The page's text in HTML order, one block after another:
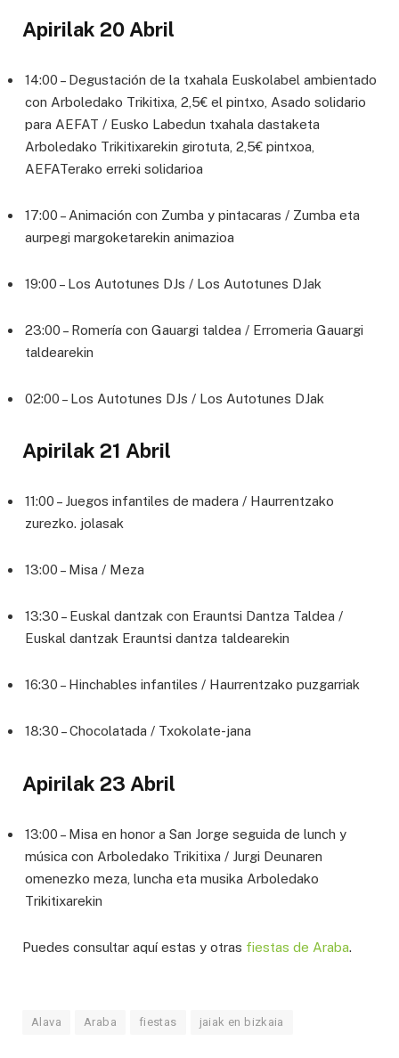
Apirilak 20 Abril
14:00 – Degustación de la txahala Euskolabel ambientado
con Arboledako Trikitixa, 2,5€ el pintxo, Asado solidario
para AEFAT / Eusko Labedun txahala dastaketa
Arboledako Trikitixarekin girotuta, 2,5€ pintxoa,
AEFATerako erreki solidarioa
17:00 – Animación con Zumba y pintacaras / Zumba eta
aurpegi margoketarekin animazioa
19:00 – Los Autotunes DJs / Los Autotunes DJak
23:00 – Romería con Gauargi taldea / Erromeria Gauargi
taldearekin
02:00 – Los Autotunes DJs / Los Autotunes DJak
Apirilak 21 Abril
11:00 – Juegos infantiles de madera / Haurrentzako
zurezko. jolasak
13:00 – Misa / Meza
13:30 – Euskal dantzak con Erauntsi Dantza Taldea /
Euskal dantzak Erauntsi dantza taldearekin
16:30 – Hinchables infantiles / Haurrentzako puzgarriak
18:30 – Chocolatada / Txokolate-jana
Apirilak 23 Abril
13:00 – Misa en honor a San Jorge seguida de lunch y
música con Arboledako Trikitixa / Jurgi Deunaren
omenezko meza, luncha eta musika Arboledako
Trikitixarekin
Puedes consultar aquí estas y otras fiestas de Araba.
Alava Araba fiestas jaiak en bizkaia